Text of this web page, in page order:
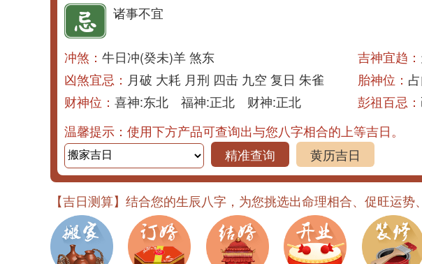
诸事不宜
冲煞： 牛日冲(癸未)羊 煞东 吉神宜趋：
凶煞宜忌： 月破 大耗 月刑 四击 九空 复日 朱雀 胎神位：
财神位： 喜神:东北 福神:正北 财神:正北 彭祖百忌：
温馨提示：使用下方产品可查询出与您八字相合的上等吉日。
精准查询
黄历吉日
【吉日测算】结合您的生辰八字，为您挑选出命理相合、促旺运势